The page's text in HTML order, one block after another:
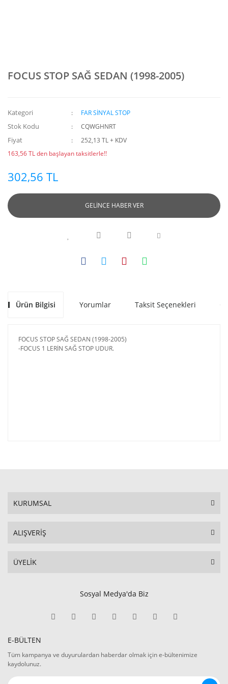
FOCUS STOP SAĞ SEDAN (1998-2005)
Kategori FAR SİNYAL STOP
Stok Kodu CQWGHNRT
Fiyat
252,13 TL + KDV
163,56 TL den başlayan taksitlerle!!
302,56 TL
GELİNCE HABER VER
Ürün Bilgisi Yorumlar Taksit Seçenekleri
FOCUS STOP SAĞ SEDAN (1998-2005)
-FOCUS 1 LERİN SAĞ STOP UDUR.
KURUMSAL
ALIŞVERİŞ
ÜYELİK
Sosyal Medya'da Biz
E-BÜLTEN
Tüm kampanya ve duyurulardan haberdar olmak için e-bültenimize
kaydolunuz.